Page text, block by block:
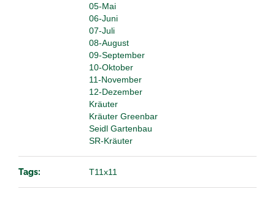
05-Mai
06-Juni
07-Juli
08-August
09-September
10-Oktober
11-November
12-Dezember
Kräuter
Kräuter Greenbar
Seidl Gartenbau
SR-Kräuter
Tags: T11x11